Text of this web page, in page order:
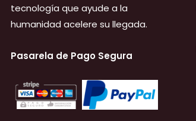
tecnología que ayude a la
humanidad acelere su llegada.
Pasarela de Pago Segura